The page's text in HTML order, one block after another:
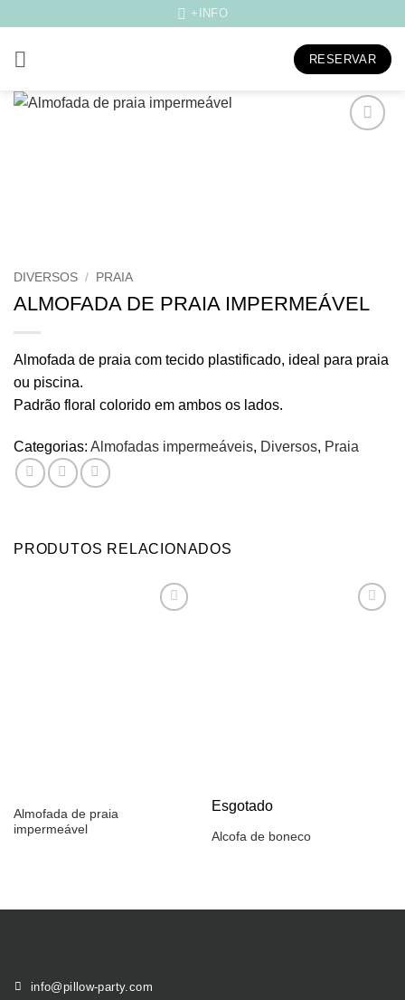
content
+INFO
RESERVAR
DIVERSOS / PRAIA
ALMOFADA DE PRAIA IMPERMEÁVEL
Almofada de praia com tecido plastificado, ideal para praia
ou piscina.
Padrão floral colorido em ambos os lados.
Categorias: Almofadas impermeáveis, Diversos, Praia
PRODUTOS RELACIONADOS
Almofada de praia
impermeável
Esgotado
Alcofa de boneco
info@pillow-party.com